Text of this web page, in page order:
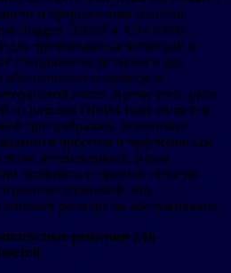
и прерываниям сигнала.
Rugged DIMM и XR-DIMM,
для чрезвычайных вибраций и
специальные разъемы и два
надежное и
плате. Кроме того, риск
из разъема DIMM тоже является
при вибрации. Усиленные
простым и эффективным
устанавливать, и они
экономны и прошли строгую
компаний, что
снижает расходы на обслуживание.
решения для